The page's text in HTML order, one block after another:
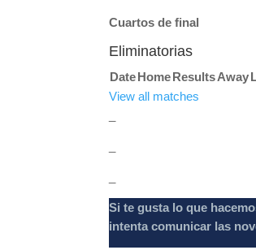
Cuartos de final
Eliminatorias
DateHomeResultsAway
View all matches
Si te gusta lo que
intenta comunicar las